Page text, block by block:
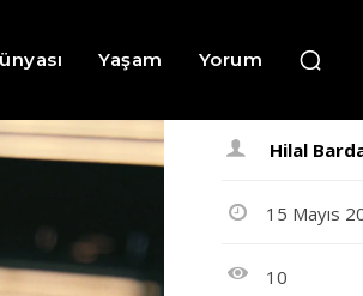
Yaşam Yorum
Hilal
15 Mayıs
10